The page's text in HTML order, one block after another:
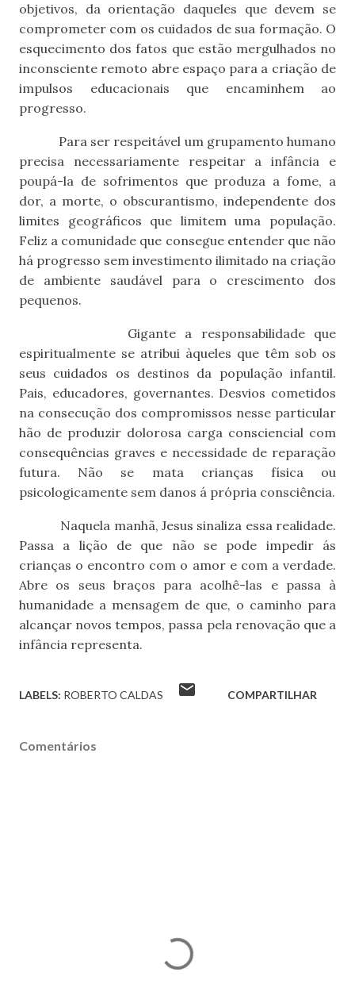
objetivos, da orientação daqueles que devem se
comprometer com os cuidados de sua formação. O
esquecimento dos fatos que estão mergulhados no
inconsciente remoto abre espaço para a criação de
impulsos educacionais que encaminhem ao
progresso.
Para ser respeitável um grupamento humano
precisa necessariamente respeitar a infância e
poupá-la de sofrimentos que produza a fome, a
dor, a morte, o obscurantismo, independente dos
limites geográficos que limitem uma população.
Feliz a comunidade que consegue entender que não
há progresso sem investimento ilimitado na criação
de ambiente saudável para o crescimento dos
pequenos.
Gigante a responsabilidade que
espiritualmente se atribui àqueles que têm sob os
seus cuidados os destinos da população infantil.
Pais, educadores, governantes. Desvios cometidos
na consecução dos compromissos nesse particular
hão de produzir dolorosa carga consciencial com
consequências graves e necessidade de reparação
futura. Não se mata crianças física ou
psicologicamente sem danos á própria consciência.
Naquela manhã, Jesus sinaliza essa realidade.
Passa a lição de que não se pode impedir ás
crianças o encontro com o amor e com a verdade.
Abre os seus braços para acolhê-las e passa à
humanidade a mensagem de que, o caminho para
alcançar novos tempos, passa pela renovação que a
infância representa.
LABELS: ROBERTO CALDAS COMPARTILHAR
Comentários